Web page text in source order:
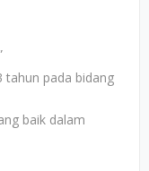
tahun pada bidang
baik dalam